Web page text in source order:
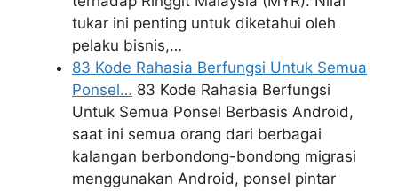
tukar ini penting untuk diketahui oleh
pelaku bisnis,…
83 Kode Rahasia Berfungsi Untuk Semua
Ponsel… 83 Kode Rahasia Berfungsi
Untuk Semua Ponsel Berbasis Android,
saat ini semua orang dari berbagai
kalangan berbondong-bondong migrasi
menggunakan Android, ponsel pintar